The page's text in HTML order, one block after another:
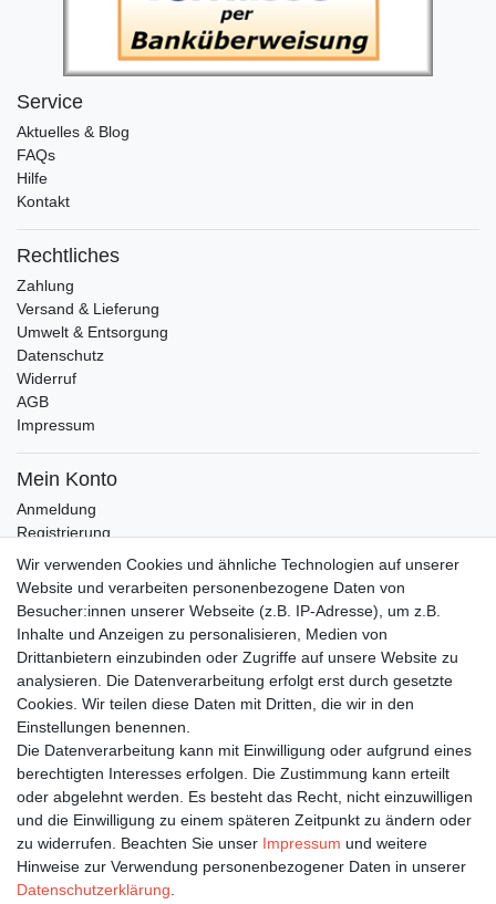
Service
Aktuelles & Blog
FAQs
Hilfe
Kontakt
Rechtliches
Zahlung
Versand & Lieferung
Umwelt & Entsorgung
Datenschutz
Widerruf
AGB
Impressum
Mein Konto
Anmeldung
Registrierung
Wunschliste
Warenkorb
Bleiben Sie auf dem Laufenden ...
E-MAIL **
Newsletter
Honig
Hiermit bestätige ich, dass ich die
Einwilligung kann ich jederzeit widerrufen.**
Abonnieren
** Hierbei handelt es sich um ein Pflichtfeld.
Wir verwenden Cookies und ähnliche Technologien auf unserer
Website und verarbeiten personenbezogene Daten von
Besucher:innen unserer Webseite (z.B. IP-Adresse), um z.B.
Inhalte und Anzeigen zu personalisieren, Medien von
Drittanbietern einzubinden oder Zugriffe auf unsere Website zu
analysieren. Die Datenverarbeitung erfolgt erst durch gesetzte
Cookies. Wir teilen diese Daten mit Dritten, die wir in den
Einstellungen benennen.
Die Datenverarbeitung kann mit Einwilligung oder aufgrund eines
berechtigten Interesses erfolgen. Die Zustimmung kann erteilt
oder abgelehnt werden. Es besteht das Recht, nicht einzuwilligen
und die Einwilligung zu einem späteren Zeitpunkt zu ändern oder
zu widerrufen. Beachten Sie unser Impressum und weitere
Hinweise zur Verwendung personenbezogener Daten in unserer
Daten­schutz­erklärung